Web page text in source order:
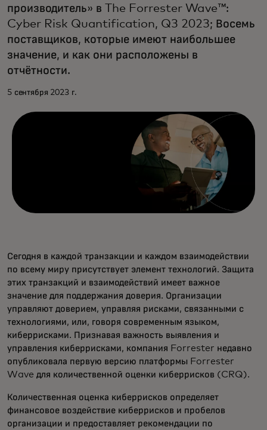
производитель» в The Forrester Wave™:
Cyber Risk Quantification, Q3 2023; Восемь
поставщиков, которые имеют наибольшее
значение, и как они расположены в
отчётности.
5 сентября 2023 г.
Сегодня в каждой транзакции и каждом взаимодействии
по всему миру присутствует элемент технологий. Защита
этих транзакций и взаимодействий имеет важное
значение для поддержания доверия. Организации
управляют доверием, управляя рисками, связанными с
технологиями, или, говоря современным языком,
киберрисками. Признавая важность выявления и
управления киберрисками, компания Forrester недавно
опубликовала первую версию платформы Forrester
Wave для количественной оценки киберрисков (CRQ).
Количественная оценка киберрисков определяет
финансовое воздействие киберрисков и пробелов
организации и предоставляет рекомендации по